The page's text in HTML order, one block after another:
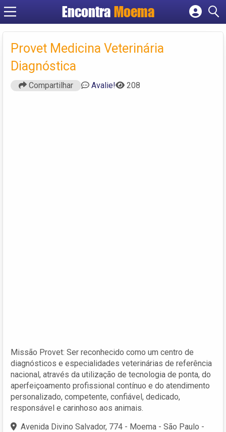
Encontra Moema
Criar conta
Provet Medicina Veterinária
Diagnóstica
Compartilhar Avalie! 208
Missão Provet: Ser reconhecido como um centro de
diagnósticos e especialidades veterinárias de referência
nacional, através da utilização de tecnologia de ponta, do
aperfeiçoamento profissional contínuo e do atendimento
personalizado, competente, confiável, dedicado,
responsável e carinhoso aos animais.
Avenida Divino Salvador, 774 - Moema - São Paulo -